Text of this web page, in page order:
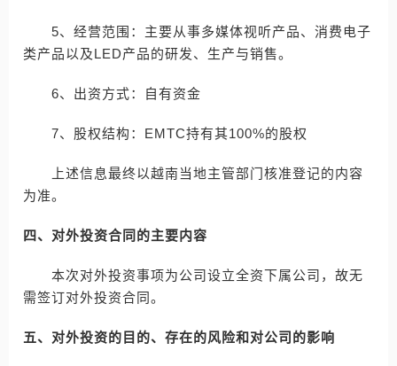
5、经营范围：主要从事多媒体视听产品、消费电子
类产品以及LED产品的研发、生产与销售。
6、出资方式：自有资金
7、股权结构：EMTC持有其100%的股权
上述信息最终以越南当地主管部门核准登记的内容
为准。
四、对外投资合同的主要内容
本次对外投资事项为公司设立全资下属公司，故无
需签订对外投资合同。
五、对外投资的目的、存在的风险和对公司的影响